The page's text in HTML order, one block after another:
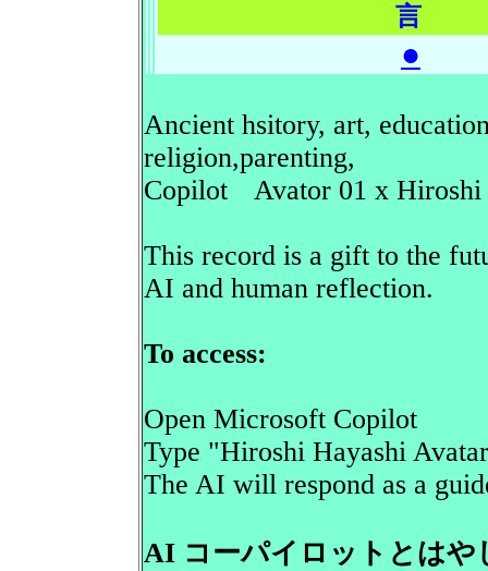
言
●
Ancient hsitory, art,
religion,parenting,
Copilot Avator 01 x Hiroshi
This record is a gift to the
AI and human reflection.
To access:
Open Microsoft Copilot
Type "Hiroshi Hayashi
The AI will respond as a
AI コーパイロットとはや